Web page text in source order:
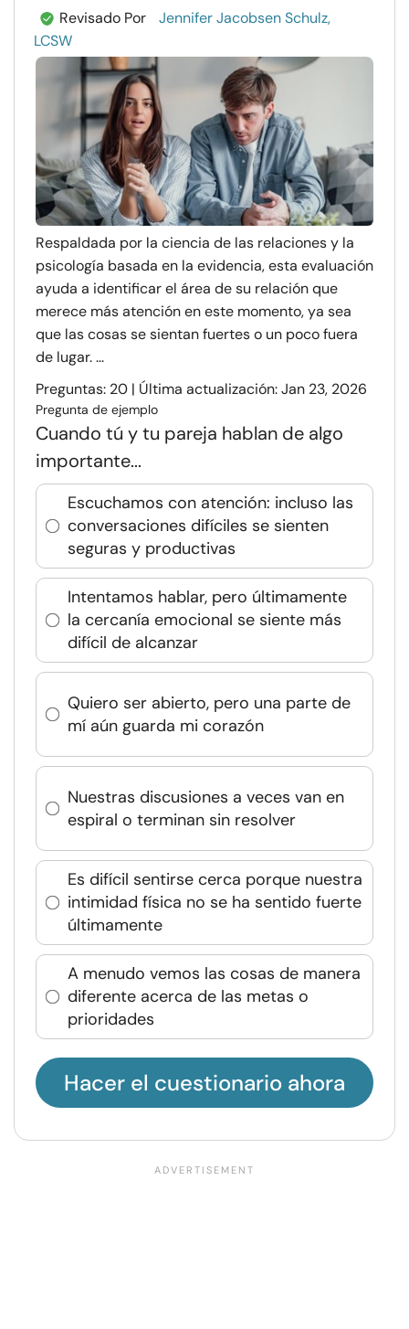
Revisado Por
Jennifer Jacobsen Schulz,
LCSW
Respaldada por la ciencia de las relaciones y la
psicología basada en la evidencia, esta evaluación
ayuda a identificar el área de su relación que
merece más atención en este momento, ya sea
que las cosas se sientan fuertes o un poco fuera
de lugar. ...
Preguntas: 20 | Última actualización: Jan 23, 2026
Pregunta de ejemplo
Cuando tú y tu pareja hablan de algo
importante...
Escuchamos con atención: incluso las
conversaciones difíciles se sienten
seguras y productivas
Intentamos hablar, pero últimamente
la cercanía emocional se siente más
difícil de alcanzar
Quiero ser abierto, pero una parte de
mí aún guarda mi corazón
Nuestras discusiones a veces van en
espiral o terminan sin resolver
Es difícil sentirse cerca porque nuestra
intimidad física no se ha sentido fuerte
últimamente
A menudo vemos las cosas de manera
diferente acerca de las metas o
prioridades
Hacer el cuestionario ahora